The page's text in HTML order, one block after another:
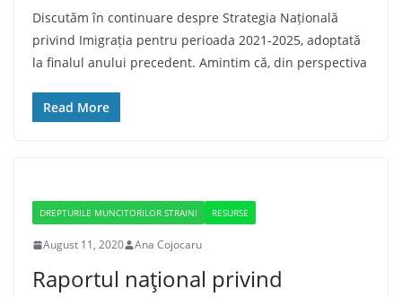
Discutăm în continuare despre Strategia Națională
privind Imigrația pentru perioada 2021-2025, adoptată
la finalul anului precedent. Amintim că, din perspectiva
Read More
DREPTURILE MUNCITORILOR STRAINI RESURSE
August 11, 2020 Ana Cojocaru
Raportul naţional privind